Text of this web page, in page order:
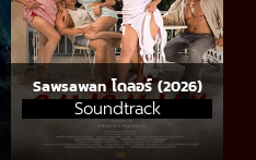
Sawsawan โดลอร์ (2026)
Soundtrack